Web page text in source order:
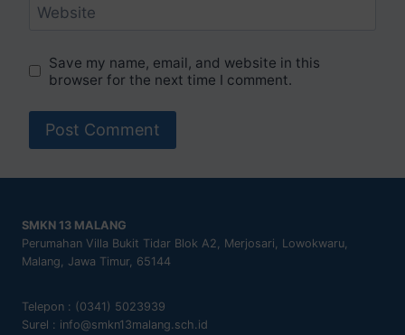
Website
Save my name, email, and website in this
browser for the next time I comment.
SMKN 13 MALANG
Perumahan Villa Bukit Tidar Blok A2, Merjosari, Lowokwaru,
Malang, Jawa Timur, 65144
Telepon : (0341) 5023939
Surel : info@smkn13malang.sch.id